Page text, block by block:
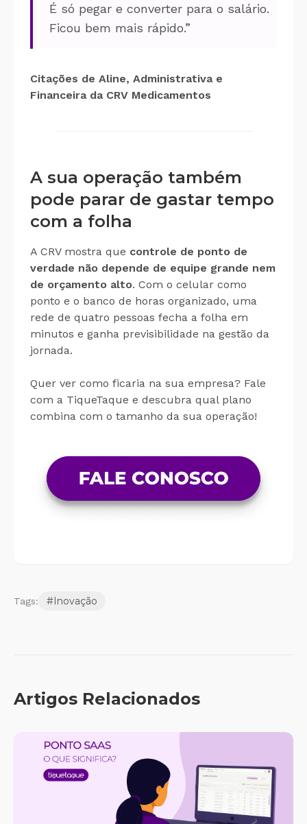
É só pegar e converter para o salário.
Ficou bem mais rápido.”
Citações de Aline, Administrativa e
Financeira da CRV Medicamentos
A sua operação também
pode parar de gastar tempo
com a folha
A CRV mostra que controle de ponto de
verdade não depende de equipe grande nem
de orçamento alto. Com o celular como
ponto e o banco de horas organizado, uma
rede de quatro pessoas fecha a folha em
minutos e ganha previsibilidade na gestão da
jornada.
Quer ver como ficaria na sua empresa? Fale
com a TiqueTaque e descubra qual plano
combina com o tamanho da sua operação!
Tags: # Inovação
Artigos Relacionados